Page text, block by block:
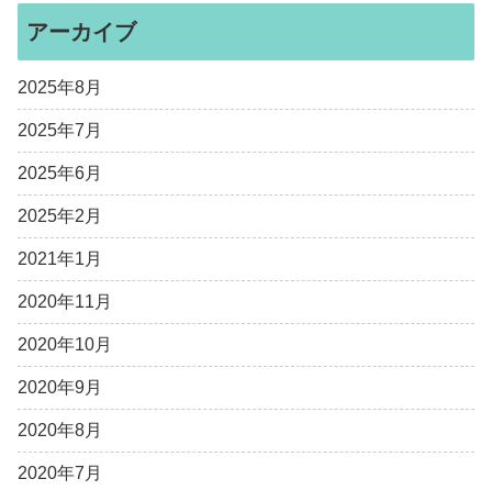
アーカイブ
2025年8月
2025年7月
2025年6月
2025年2月
2021年1月
2020年11月
2020年10月
2020年9月
2020年8月
2020年7月